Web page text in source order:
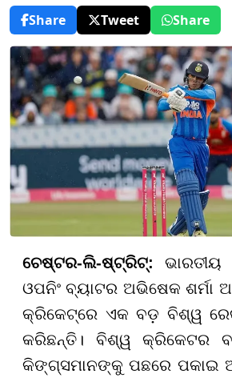
Share
Tweet Share
ଚେଷ୍ଟର-ଲି-ଷ୍ଟ୍ରିଟ୍:
ଓପନିଂ ବ୍ୟାଟର ଅଭିଷେକ ଶର୍ମା
କ୍ରିକେଟ୍ରେ ଏକ ବଡ଼ ବିଶ୍ୱ
କରିଛନ୍ତି। ବିଶ୍ୱ କ୍ରିକେଟର
କିଙ୍ଗ୍ସମାନଙ୍କୁ ପଛରେ ପକାଇ